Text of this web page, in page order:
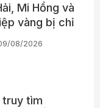
Mi Hồng và
vàng bị chỉ
08/2026
truy tìm